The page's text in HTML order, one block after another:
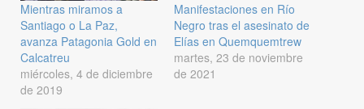
Mientras miramos a
Santiago o La Paz,
avanza Patagonia Gold en
Calcatreu
miércoles, 4 de diciembre
de 2019
Manifestaciones en Río
Negro tras el asesinato de
Elías en Quemquemtrew
martes, 23 de noviembre
de 2021